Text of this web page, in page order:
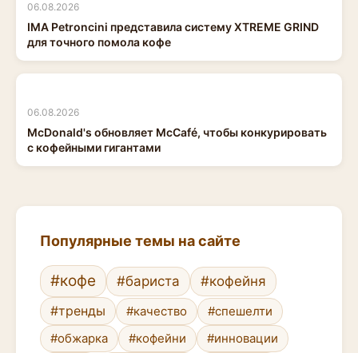
06.08.2026
IMA Petroncini представила систему XTREME GRIND
для точного помола кофе
06.08.2026
McDonald's обновляет McCafé, чтобы конкурировать
с кофейными гигантами
Популярные темы на сайте
#кофе #бариста
#кофейня
#тренды
#качество
#спешелти
#обжарка
#кофейни #инновации